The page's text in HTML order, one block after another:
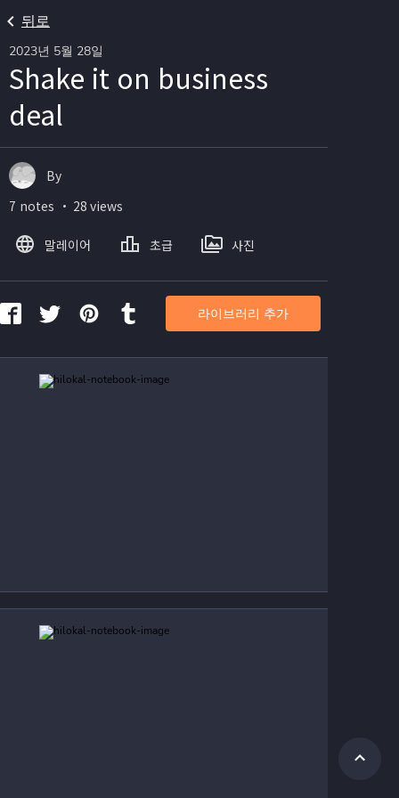
뒤로
2023년 5월 28일
Shake it on business
deal
By
7 notes ・ 28 views
말레이어 초급 사진
라이브러리 추가